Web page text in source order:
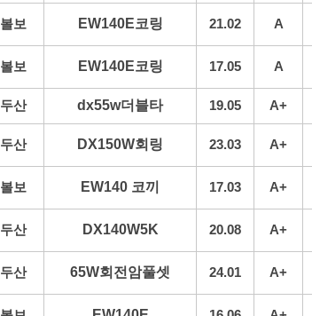
볼보 EW140E코링 21.02 A
볼보 EW140E코링 17.05 A
두산 dx55w더블타 19.05 A+
두산 DX150W회링 23.03 A+
볼보 EW140 코끼 17.03 A+
두산 DX140W5K 20.08 A+
두산 65W회전암풀셋 24.01 A+